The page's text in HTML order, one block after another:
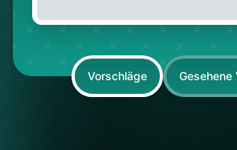
Vorschläge Gesehene